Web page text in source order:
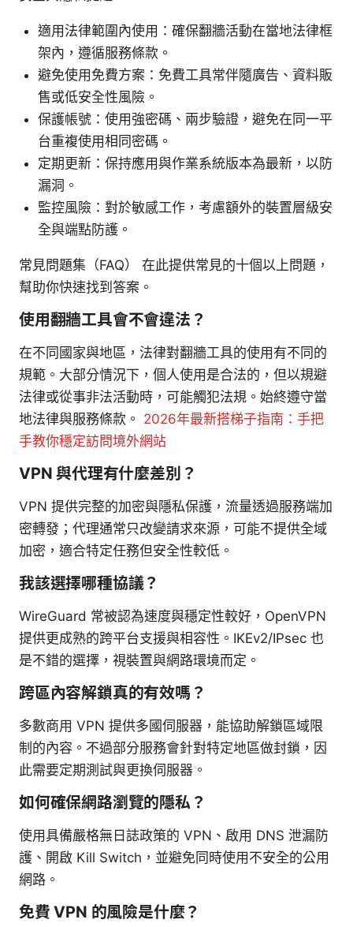
適用法律範圍內使用：確保翻牆活動在當地法律框
架內，遵循服務條款。
避免使用免費方案：免費工具常伴隨廣告、資料販
售或低安全性風險。
保護帳號：使用強密碼、兩步驗證，避免在同一平
台重複使用相同密碼。
定期更新：保持應用與作業系統版本為最新，以防
漏洞。
監控風險：對於敏感工作，考慮額外的裝置層級安
全與端點防護。
常見問題集（FAQ） 在此提供常見的十個以上問題，
幫助你快速找到答案。
使用翻牆工具會不會違法？
在不同國家與地區，法律對翻牆工具的使用有不同的
規範。大部分情況下，個人使用是合法的，但以規避
法律或從事非法活動時，可能觸犯法規。始終遵守當
地法律與服務條款。 2026年最新搭梯子指南：手把
手教你穩定訪問境外網站
VPN 與代理有什麼差別？
VPN 提供完整的加密與隱私保護，流量透過服務端加
密轉發；代理通常只改變請求來源，可能不提供全域
加密，適合特定任務但安全性較低。
我該選擇哪種協議？
WireGuard 常被認為速度與穩定性較好，OpenVPN
提供更成熟的跨平台支援與相容性。IKEv2/IPsec 也
是不錯的選擇，視裝置與網路環境而定。
跨區內容解鎖真的有效嗎？
多數商用 VPN 提供多國伺服器，能協助解鎖區域限
制的內容。不過部分服務會針對特定地區做封鎖，因
此需要定期測試與更換伺服器。
如何確保網路瀏覽的隱私？
使用具備嚴格無日誌政策的 VPN、啟用 DNS 泄漏防
護、開啟 Kill Switch，並避免同時使用不安全的公用
網路。
免費 VPN 的風險是什麼？